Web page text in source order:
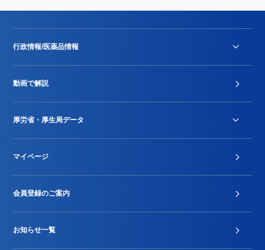
行政情報/医薬品情報
Stu-GEレポート
動画で解説
厚労省・厚生局データ
2024年度新設項目届出状況
マイページ
会員登録のご案内
お知らせ一覧